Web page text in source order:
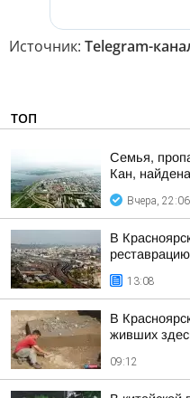
Источник: Telegram-
ТОП
Семья,
Кан, найдена
Вчера, 22:06
В
13:08
В
живших
09:12